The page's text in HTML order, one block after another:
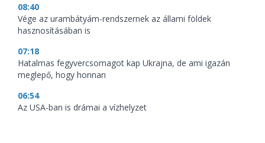
08:40
Vége az urambátyám-rendszernek az állami földek
hasznosításában is
07:18
Hatalmas fegyvercsomagot kap Ukrajna, de ami igazán
meglepő, hogy honnan
06:54
Az USA-ban is drámai a vízhelyzet